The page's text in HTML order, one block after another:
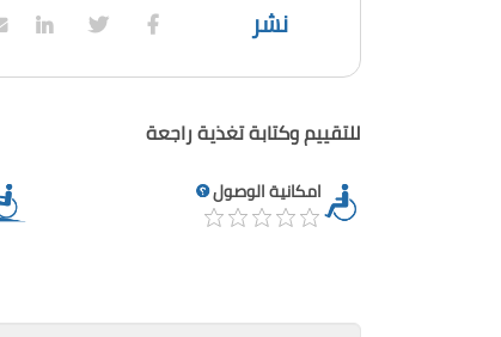
نشر
للتقييم وكتابة تغذية راجعة
امكانية الوصول